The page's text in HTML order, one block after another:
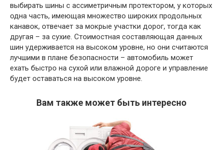
выбирать шины с ассиметричным протектором, у которых
одна часть, имеющая множество широких продольных
канавок, отвечает за мокрые участки дорог, тогда как
другая – за сухие. Стоимостная составляющая данных
шин удерживается на высоком уровне, но они считаются
лучшими в плане безопасности – автомобиль может
ехать быстро на сухой или влажной дороге и управление
будет оставаться на высоком уровне.
Вам также может быть интересно